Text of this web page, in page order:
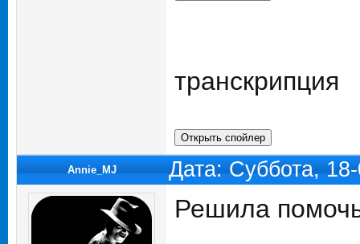
транскрипция
Annie_MJ Дата: Суббота,
Решила